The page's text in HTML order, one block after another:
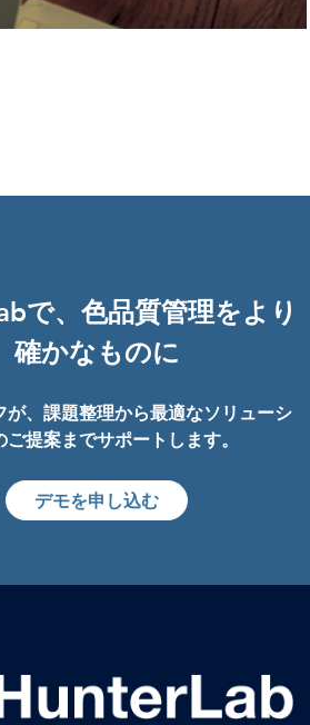
で、色品質管理をより
確かなものに
が、課題整理から最適なソリューシ
ご提案までサポートします。
デモを申し込む